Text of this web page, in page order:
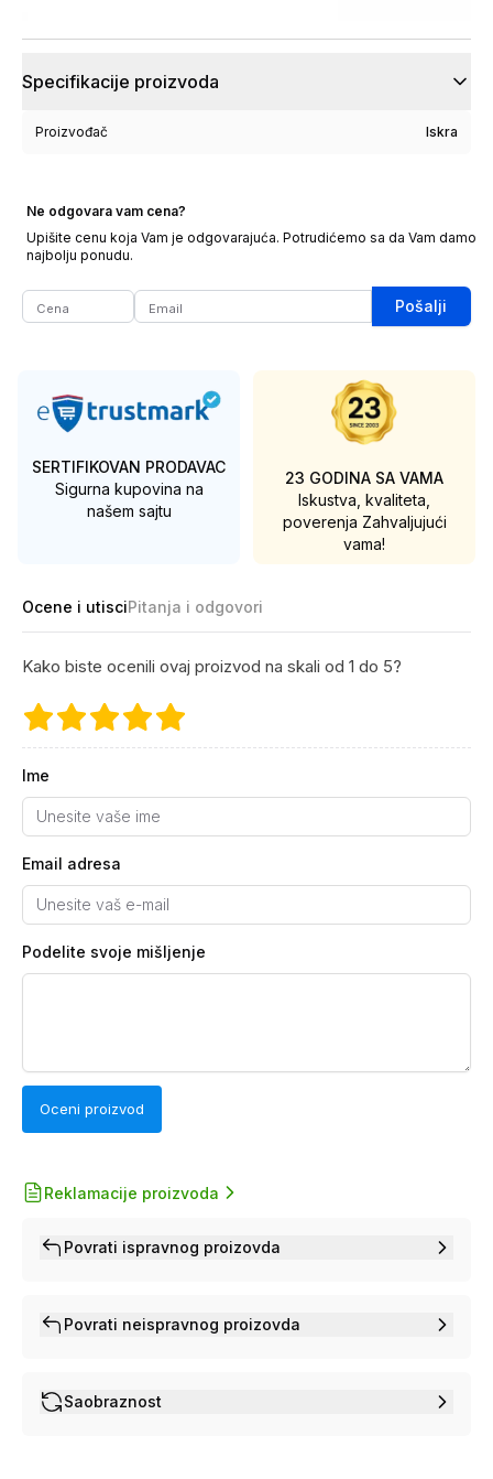
Specifikacije proizvoda
Proizvođač Iskra
Ne odgovara vam cena?
Upišite cenu koja Vam je odgovarajuća. Potrudićemo sa da Vam damo
najbolju ponudu.
Pošalji
SERTIFIKOVAN PRODAVAC
Sigurna kupovina na
našem sajtu
23 GODINA SA VAMA
Iskustva, kvaliteta,
poverenja Zahvaljujući
vama!
Ocene i utisciPitanja i odgovori
Kako biste ocenili ovaj proizvod na skali od 1 do 5?
Ime
Email adresa
Podelite svoje mišljenje
Oceni proizvod
Reklamacije proizvoda
Povrati ispravnog proizovda
Povrati neispravnog proizovda
Saobraznost